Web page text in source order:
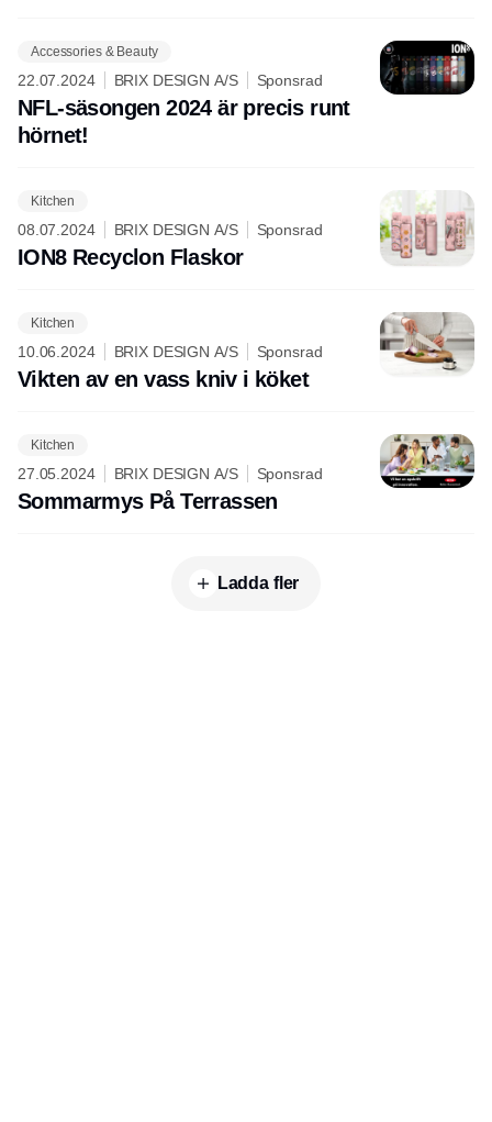
Accessories & Beauty
22.07.2024 BRIX DESIGN A/S Sponsrad
NFL-säsongen 2024 är precis runt
hörnet!
Kitchen
08.07.2024 BRIX DESIGN A/S Sponsrad
ION8 Recyclon Flaskor
Kitchen
10.06.2024 BRIX DESIGN A/S Sponsrad
Vikten av en vass kniv i köket
Kitchen
27.05.2024 BRIX DESIGN A/S Sponsrad
Sommarmys På Terrassen
Ladda fler